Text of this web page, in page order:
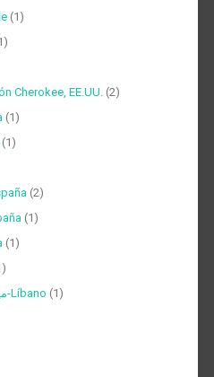
(1)
Cherokee, EE.UU.(2)
(1)
(2)
(1)
(1)
Amin al-Rihani مين الريحاني-Líbano (1)